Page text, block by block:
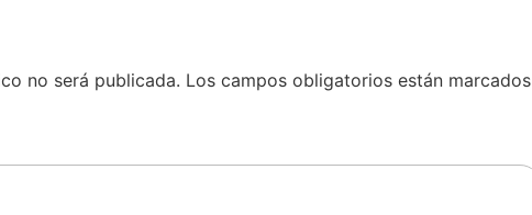
no será publicada. Los campos obligatorios están marcados